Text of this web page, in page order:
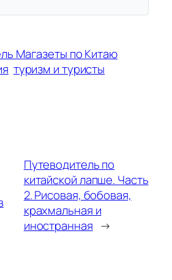
Магазеты по Китаю
туризм и туристы
Путеводитель по
китайской лапше. Часть
2. Рисовая, бобовая,
крахмальная и
иностранная →